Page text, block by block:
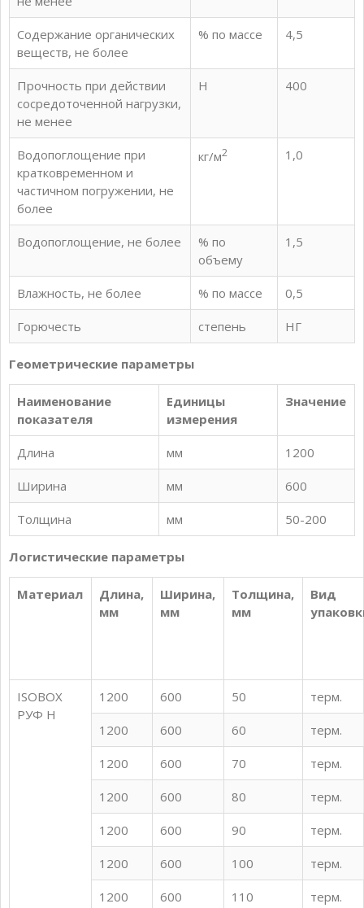
Содержание органических
веществ, не более
% по массе 4,5
Прочность при действии
сосредоточенной нагрузки,
не менее
Н 400
Водопоглощение при
кратковременном и
частичном погружении, не
более
кг/м2 1,0
Водопоглощение, не более
% по
объему
1,5
Влажность, не более % по массе 0,5
Горючесть степень НГ
Геометрические параметры
Наименование
показателя
Единицы
измерения
Значение
Длина мм 1200
Ширина мм 600
Толщина мм 50-200
Логистические параметры
Материал
Длина,
мм
Ширина,
мм
Толщина,
мм
Вид
ISOBOX
РУФ Н
1200 600 50 терм.
1200 600 60 терм.
1200 600 70 терм.
1200 600 80 терм.
1200 600 90 терм.
1200 600 100 терм.
1200 600 110 терм.